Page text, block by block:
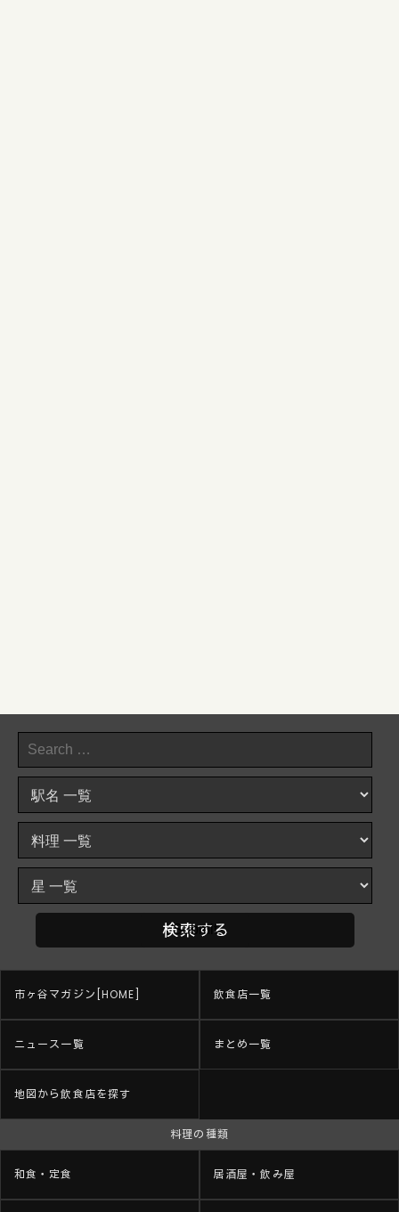
市ヶ谷マガジン[HOME] 飲食店一覧
ニュース一覧 まとめ一覧
地図から飲食店を探す
料理の種類
和食・定食 居酒屋・飲み屋